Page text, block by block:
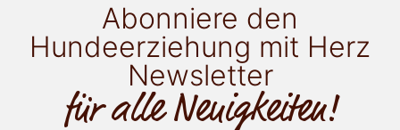
Abonniere den
Hundeerziehung mit Herz
Newsletter
für alle Neuigkeiten!